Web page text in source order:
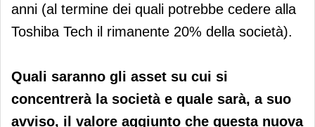
anni (al termine dei quali potrebbe cedere alla
Toshiba Tech il rimanente 20% della società).
Quali saranno gli asset su cui si
concentrerà la società e quale sarà, a suo
avviso, il valore aggiunto che questa nuova